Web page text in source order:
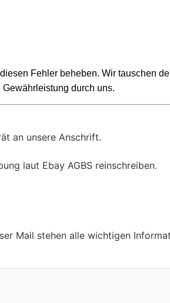
Fehler beheben. Wir tauschen
Gewährleistung durch uns.
an unsere Anschrift.
laut Ebay AGBS reinschreiben.
Mail stehen alle wichtigen